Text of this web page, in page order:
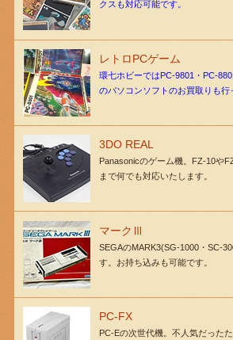
クスも対応可能です。
レトロPCゲーム
環七ホビーではPC-9801・PC-
のパソコンソフトのお買取りも行
3DO REAL
Panasonicのゲーム機。FZ-10や
まで何でも対応いたします。
マークⅢ
SEGAのMARK3(SG-1000・SC-
す。お持ち込みも可能です。
PC-FX
PC-Eの次世代機。不人気だった